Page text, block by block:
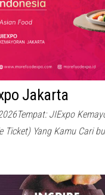
Jakarta
JIExpo
Ticket) Yang Kamu Cari